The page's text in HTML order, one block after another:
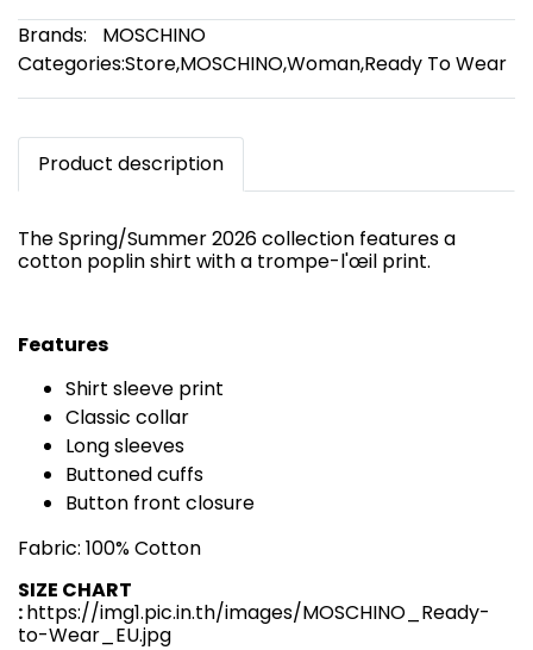
Brands:
MOSCHINO
Categories:Store,MOSCHINO,Woman,Ready To Wear
Product description
The Spring/Summer 2026 collection features a
cotton poplin shirt with a trompe-l'œil print.
Features
Shirt sleeve print
Classic collar
Long sleeves
Buttoned cuffs
Button front closure
Fabric: 100% Cotton
SIZE CHART
:https://img1.pic.in.th/images/MOSCHINO_Ready-
to-Wear_EU.jpg